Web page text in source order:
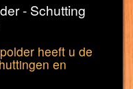
- Schutting
heeft u de
en